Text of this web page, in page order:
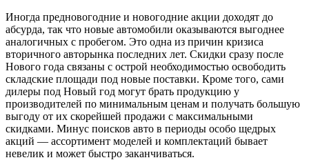
Иногда предновогодние и новогодние акции доходят до
абсурда, так что новые автомобили оказываются выгоднее
аналогичных с пробегом. Это одна из причин кризиса
вторичного авторынка последних лет. Скидки сразу после
Нового года связаны с острой необходимостью освободить
складские площади под новые поставки. Кроме того, сами
дилеры под Новый год могут брать продукцию у
производителей по минимальным ценам и получать большую
выгоду от их скорейшей продажи с максимальными
скидками. Минус поисков авто в периоды особо щедрых
акций — ассортимент моделей и комплектаций бывает
невелик и может быстро заканчиваться.